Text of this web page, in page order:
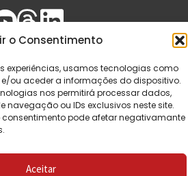
o Consentimento
experiências, usamos tecnologias como
ou aceder a informações do dispositivo.
nos permitirá processar dados,
ou IDs exclusivos neste site.
consentimento pode afetar negativamante
Aceitar
de Emergência. Todos os
reservados.